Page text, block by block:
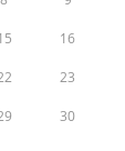
16
23
30